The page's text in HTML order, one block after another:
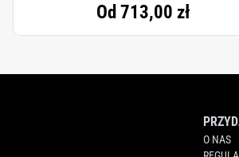
Od 713,00 zł
O NAS